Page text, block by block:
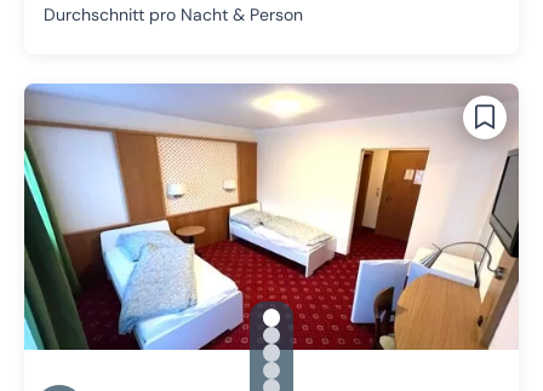
Durchschnitt pro Nacht & Person
gallery.slide_selector
Zu Slide 1 wechseln
Zu Slide 2 wechseln
Zu Slide 3 wechseln